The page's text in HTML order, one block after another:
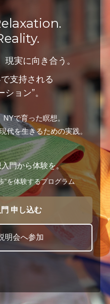
現実に向き合う。
支持される
ョン”。
で育った瞑想。
を生きるための実践。
門から体験を。
”を体験するプログラム
申し込む
明会へ参加